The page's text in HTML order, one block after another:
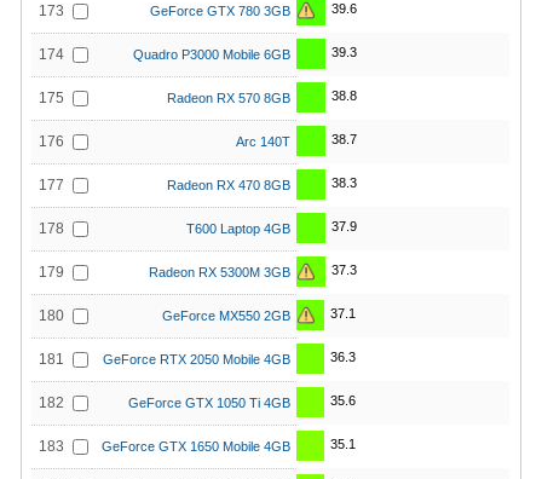
173 GeForce GTX 780 3GB 39.6
174 Quadro P3000 Mobile 6GB 39.3
175 Radeon RX 570 8GB 38.8
176 Arc 140T 38.7
177 Radeon RX 470 8GB 38.3
178 T600 Laptop 4GB 37.9
179 Radeon RX 5300M 3GB 37.3
180 GeForce MX550 2GB 37.1
181 GeForce RTX 2050 Mobile 4GB 36.3
182 GeForce GTX 1050 Ti 4GB 35.6
183 GeForce GTX 1650 Mobile 4GB 35.1